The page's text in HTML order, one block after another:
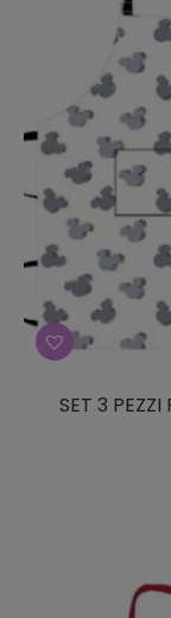
SET 3 PEZZI